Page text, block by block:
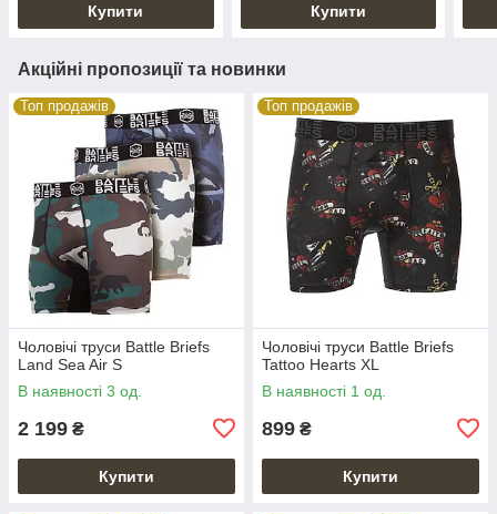
Купити Купити
Акційні пропозиції та новинки
Топ продажів
Чоловічі труси Battle Briefs
Land Sea Air S
В наявності 3 од.
2 199 ₴
Купити
Топ продажів
Чоловічі труси Battle Briefs
Tattoo Hearts XL
В наявності 1 од.
899 ₴
Купити